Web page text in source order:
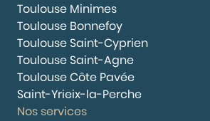
Toulouse Minimes
Toulouse Bonnefoy
Toulouse Saint-Cyprien
Toulouse Saint-Agne
Toulouse Côte Pavée
Saint-Yrieix-la-Perche
Nos services